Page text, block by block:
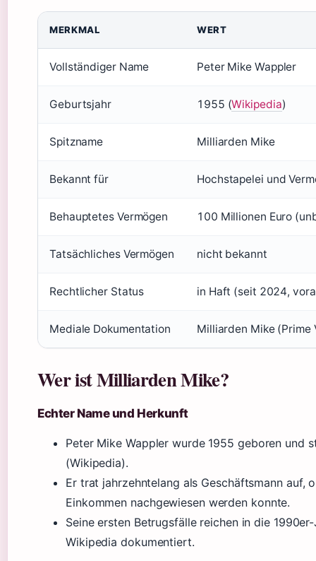
MERKMAL WERT
Vollständiger Name Peter Mike Wappler
Geburtsjahr 1955 (Wikipedia)
Spitzname Milliarden Mike
Bekannt für Hochstapelei und
Behauptetes Vermögen 100 Millionen Euro
Tatsächliches Vermögen nicht bekannt
Rechtlicher Status in Haft (seit 2024,
Mediale Dokumentation Milliarden Mike (Prime
Wer ist Milliarden Mike?
Echter Name und Herkunft
Peter Mike Wappler wurde 1955 geboren und
(Wikipedia).
Er trat jahrzehntelang als Geschäftsmann auf,
Einkommen nachgewiesen werden konnte.
Seine ersten Betrugsfälle reichen in die
Wikipedia dokumentiert.